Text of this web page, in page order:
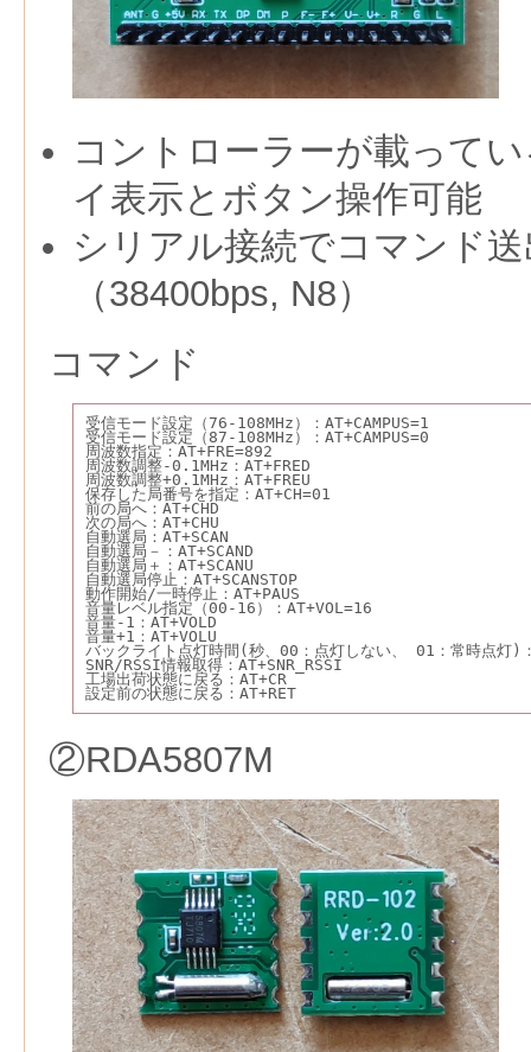
コントローラーが載って
イ表示とボタン操作可能
シリアル接続でコマンド
（38400bps, N8）
コマンド
受信モード設定（76-108MHz）：AT+CAMPUS=1
受信モード設定（87-108MHz）：AT+CAMPUS=0
周波数指定：AT+FRE=892
周波数調整-0.1MHz：AT+FRED
周波数調整+0.1MHz：AT+FREU
保存した局番号を指定：AT+CH=01
前の局へ：AT+CHD
次の局へ：AT+CHU
自動選局：AT+SCAN
自動選局－：AT+SCAND
自動選局＋：AT+SCANU
自動選局停止：AT+SCANSTOP
動作開始/一時停止：AT+PAUS
音量レベル指定（00-16）：AT+VOL=16
音量-1：AT+VOLD
音量+1：AT+VOLU
バックライト点灯時間(秒、00：点灯しない、 01：常時点灯)
SNR/RSSI情報取得：AT+SNR_RSSI
工場出荷状態に戻る：AT+CR
設定前の状態に戻る：AT+RET
②RDA5807M